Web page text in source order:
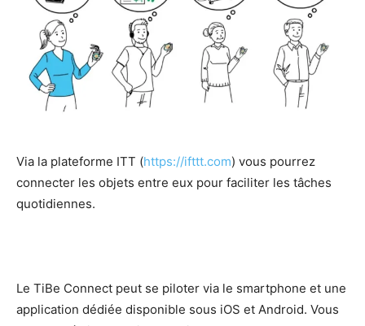
Via la plateforme ITT (https://ifttt.com) vous pourrez
connecter les objets entre eux pour faciliter les tâches
quotidiennes.
Le TiBe Connect peut se piloter via le smartphone et une
application dédiée disponible sous iOS et Android. Vous